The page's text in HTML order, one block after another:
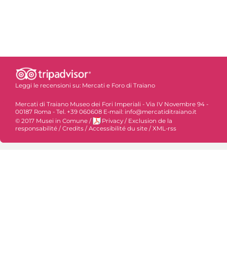
Leggi le recensioni su: Mercati e Foro di Traiano
Mercati di Traiano Museo dei Fori Imperiali - Via IV Novembre 94 -
00187 Roma - Tel. +39 060608 E-mail: info@mercatiditraiano.it
© 2017 Musei in Comune / Privacy / Exclusion de la
responsabilité / Credits / Accessibilité du site / XML-rss